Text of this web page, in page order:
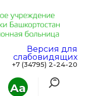
Aa
Версия для
слабовидящих
+7 (34795) 2-24-20